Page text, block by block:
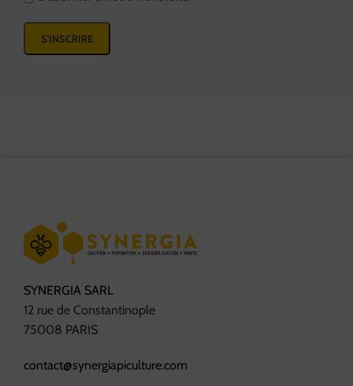
SYNERGIA SARL
12 rue de Constantinople
75008 PARIS
contact@synergiapiculture.com